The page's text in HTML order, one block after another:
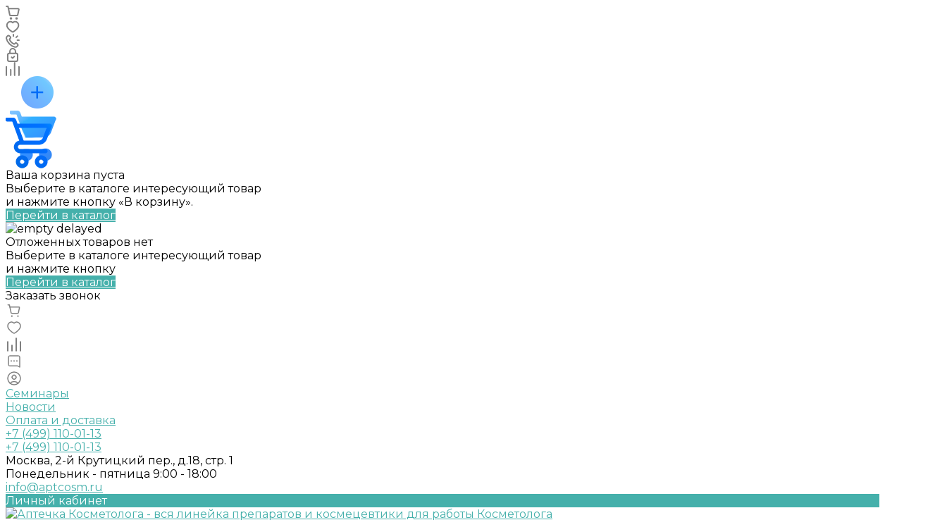
Ваша корзина пуста
Выберите в каталоге интересующий товар
и нажмите кнопку «В корзину».
Перейти в каталог
Отложенных товаров нет
Выберите в каталоге интересующий товар
и нажмите кнопку
Перейти в каталог
Заказать звонок
Семинары
Новости
Оплата и доставка
+7 (499) 110-01-13
+7 (499) 110-01-13
Москва, 2-й Крутицкий пер., д.18, стр. 1
Понедельник - пятница 9:00 - 18:00
info@aptcosm.ru
Личный кабинет